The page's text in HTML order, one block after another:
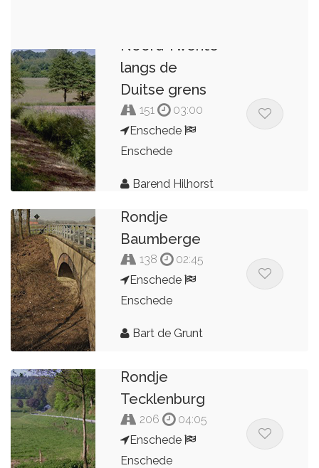
Noord Twente
langs de
Duitse grens
151
03:00
Enschede
Enschede
Barend Hilhorst
Rondje
Baumberge
138
02:45
Enschede
Enschede
Bart de Grunt
Rondje
Tecklenburg
206
04:05
Enschede
Enschede